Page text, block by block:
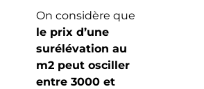
On considère que
le prix d’une
surélévation au
m2 peut osciller
entre 3000 et